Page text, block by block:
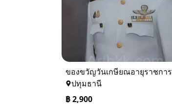
ของขวัญวันเกษียณอายุราชการ
ปทุมธานี
฿2,900